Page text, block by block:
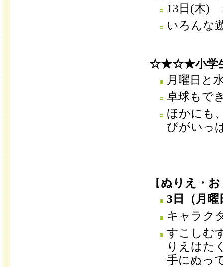
13日(木)
いろんな
☆★☆★小学
月曜日と
卓球もで
ほかにも
びがいっ
【 ぬりえ・
3日（月曜
キャラク
すこしむ
りえはた
手にぬっ